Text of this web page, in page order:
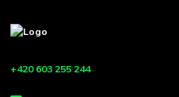
+420 603 255 244